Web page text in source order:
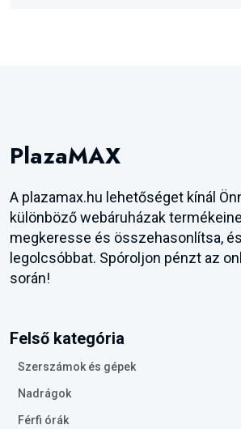
PlazaMAX
A plazamax.hu lehetőséget kínál
különböző webáruházak
megkeresse és összehasonlítsa,
legolcsóbbat. Spóroljon pénzt az
során!
Felső kategória
Szerszámok és gépek
Nadrágok
Férfi órák